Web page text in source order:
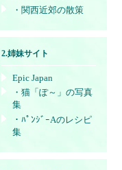
・関西近郊の散策
2.姉妹サイト
Epic Japan
・猫「ぽ～」の写真
集
・ﾊﾟﾝｼﾞｰAのレシピ
集